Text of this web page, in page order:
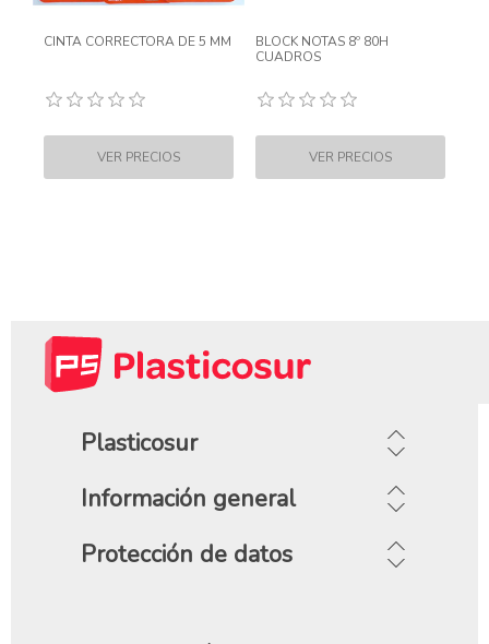
CINTA CORRECTORA DE 5 MM
BLOCK NOTAS 8º 80H
CUADROS
Plasticosur
Información general
Protección de datos